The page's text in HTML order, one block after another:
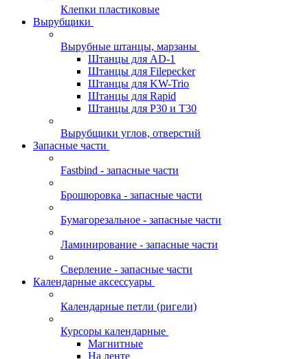
Клепки пластиковые
Вырубщики
Вырубные штанцы, марзаны
Штанцы для AD-1
Штанцы для Filepecker
Штанцы для KW-Trio
Штанцы для Rapid
Штанцы для Р30 и Т30
Вырубщики углов, отверстий
Запасные части
Fastbind - запасные части
Брошюровка - запасные части
Бумагорезальное - запасные части
Ламинирование - запасные части
Сверление - запасные части
Календарные аксессуары
Календарные петли (ригели)
Курсоры календарные
Магнитные
На ленте